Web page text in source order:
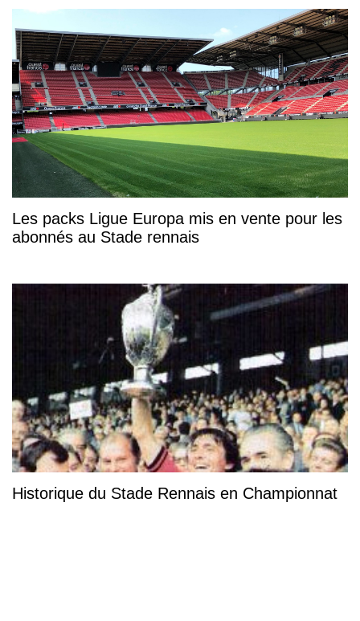
Les packs Ligue Europa mis en vente pour les
abonnés au Stade rennais
Historique du Stade Rennais en Championnat